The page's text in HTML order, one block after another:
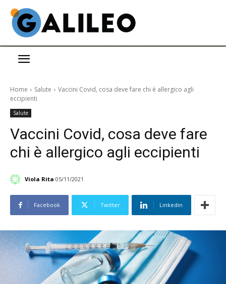
Home Salute
Vaccini Covid, cosa deve fare chi è allergico agli
eccipienti
Salute
Vaccini Covid, cosa deve fare
chi è allergico agli eccipienti
Viola Rita 05/11/2021
Facebook Twitter Linkedin